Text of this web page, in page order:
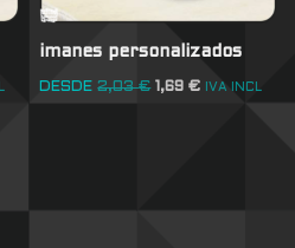
imanes personalizados
DESDE 2,03€ 1,69€ IVA INCL